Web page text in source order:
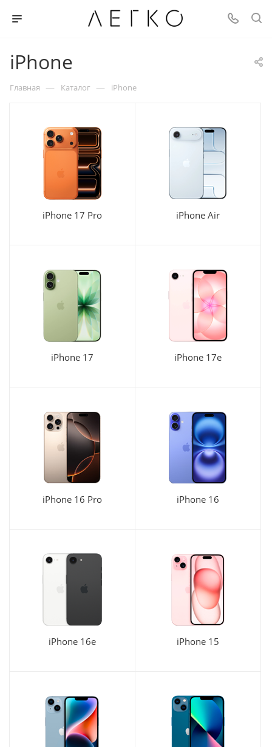
iPhone
Главная — Каталог — iPhone
iPhone 17 Pro iPhone Air
iPhone 17 iPhone 17e
iPhone 16 Pro iPhone 16
iPhone 16e iPhone 15